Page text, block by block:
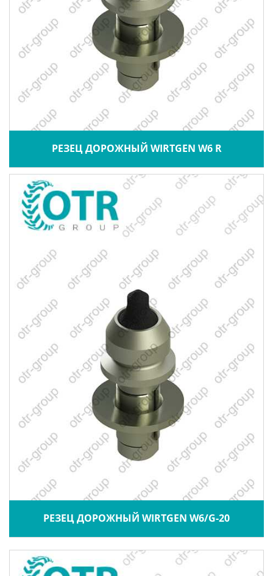
РЕЗЕЦ ДОРОЖНЫЙ WIRTGEN W6 R
РЕЗЕЦ ДОРОЖНЫЙ WIRTGEN W6/G-20